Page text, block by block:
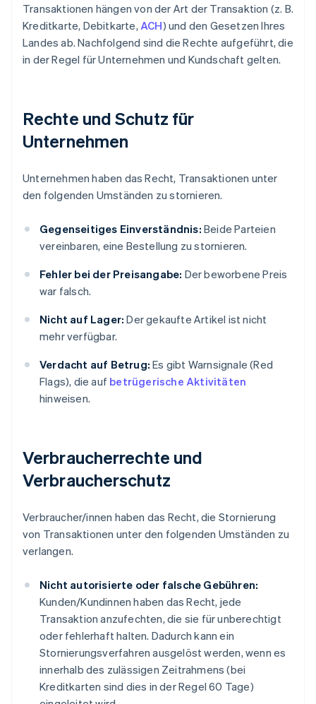
Transaktionen hängen von der Art der Transaktion (z. B.
Kreditkarte, Debitkarte, ACH) und den Gesetzen Ihres
Landes ab. Nachfolgend sind die Rechte aufgeführt, die
in der Regel für Unternehmen und Kundschaft gelten.
Rechte und Schutz für
Unternehmen
Unternehmen haben das Recht, Transaktionen unter
den folgenden Umständen zu stornieren.
Gegenseitiges Einverständnis: Beide Parteien
vereinbaren, eine Bestellung zu stornieren.
Fehler bei der Preisangabe: Der beworbene Preis
war falsch.
Nicht auf Lager: Der gekaufte Artikel ist nicht
mehr verfügbar.
Verdacht auf Betrug: Es gibt Warnsignale (Red
Flags), die auf betrügerische Aktivitäten
hinweisen.
Verbraucherrechte und
Verbraucherschutz
Verbraucher/innen haben das Recht, die Stornierung
von Transaktionen unter den folgenden Umständen zu
verlangen.
Nicht autorisierte oder falsche Gebühren:
Kunden/Kundinnen haben das Recht, jede
Transaktion anzufechten, die sie für unberechtigt
oder fehlerhaft halten. Dadurch kann ein
Stornierungsverfahren ausgelöst werden, wenn es
innerhalb des zulässigen Zeitrahmens (bei
Kreditkarten sind dies in der Regel 60 Tage)